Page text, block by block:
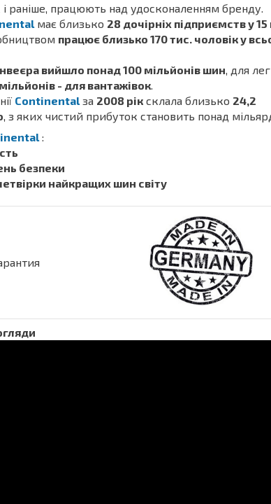
і раніше, працюють над удосконаленням бренду.
має близько 28 дочірніх підприємств у 15
працює близько 170 тис. чоловік у
вийшло понад 100 мільйонів шин, для
- для вантажівок.
Continentalза 2008 рік склала близько 24,2
, з яких чистий прибуток становить понад
:
безпеки
найкращих шин світу